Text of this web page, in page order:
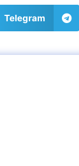
Telegram